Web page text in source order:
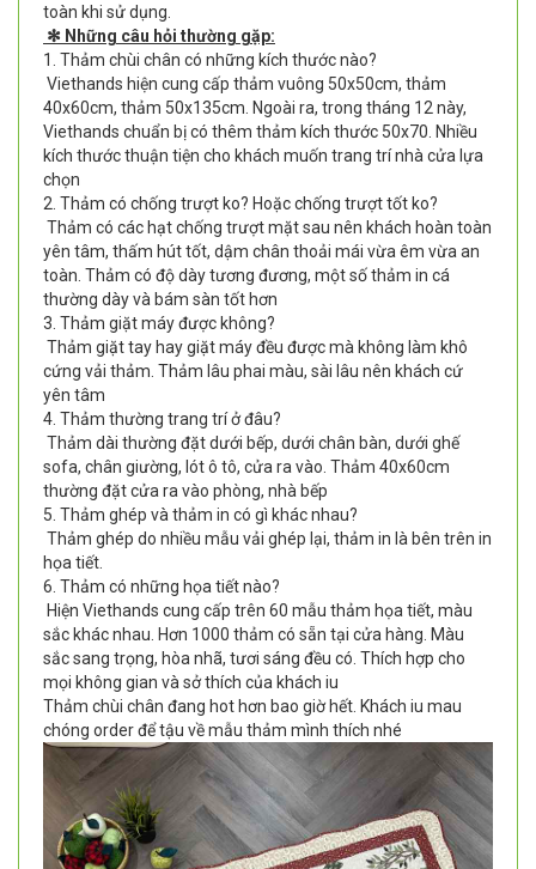
toàn khi sử dụng.
✻ Những câu hỏi thường gặp:
1. Thảm chùi chân có những kích thước nào?
Viethands hiện cung cấp thảm vuông 50x50cm, thảm
40x60cm, thảm 50x135cm. Ngoài ra, trong tháng 12 này,
Viethands chuẩn bị có thêm thảm kích thước 50x70. Nhiều
kích thước thuận tiện cho khách muốn trang trí nhà cửa lựa
chọn
2. Thảm có chống trượt ko? Hoặc chống trượt tốt ko?
Thảm có các hạt chống trượt mặt sau nên khách hoàn toàn
yên tâm, thấm hút tốt, dậm chân thoải mái vừa êm vừa an
toàn. Thảm có độ dày tương đương, một số thảm in cá
thường dày và bám sàn tốt hơn
3. Thảm giặt máy được không?
Thảm giặt tay hay giặt máy đều được mà không làm khô
cứng vải thảm. Thảm lâu phai màu, sài lâu nên khách cứ
yên tâm
4. Thảm thường trang trí ở đâu?
Thảm dài thường đặt dưới bếp, dưới chân bàn, dưới ghế
sofa, chân giường, lót ô tô, cửa ra vào. Thảm 40x60cm
thường đặt cửa ra vào phòng, nhà bếp
5. Thảm ghép và thảm in có gì khác nhau?
Thảm ghép do nhiều mẫu vải ghép lại, thảm in là bên trên in
họa tiết.
6. Thảm có những họa tiết nào?
Hiện Viethands cung cấp trên 60 mẫu thảm họa tiết, màu
sắc khác nhau. Hơn 1000 thảm có sẵn tại cửa hàng. Màu
sắc sang trọng, hòa nhã, tươi sáng đều có. Thích hợp cho
mọi không gian và sở thích của khách iu
Thảm chùi chân đang hot hơn bao giờ hết. Khách iu mau
chóng order để tậu về mẫu thảm mình thích nhé